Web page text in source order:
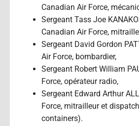
Canadian Air Force,
Sergeant Tass Joe
Canadian Air Force,
Sergeant David Gordon
Air Force, bombardier,
Sergeant Robert William
Force, opérateur radio,
Sergeant Edward Arthur
Force, mitrailleur et
containers).